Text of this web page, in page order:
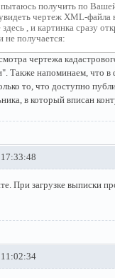
получить по
чертеж XML-файла
, и картинка сразу
не получается:
чертежа
Также напоминаем, что в
то, что доступно
в который вписан
При загрузке выписки